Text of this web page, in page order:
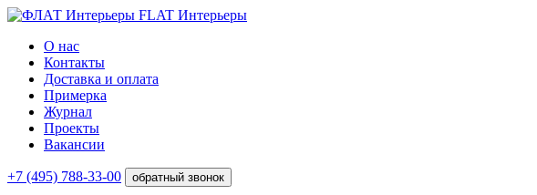
FLAT Интерьеры
О нас
Контакты
Доставка и оплата
Примерка
Журнал
Проекты
Вакансии
+7 (495) 788-33-00 обратный звонок